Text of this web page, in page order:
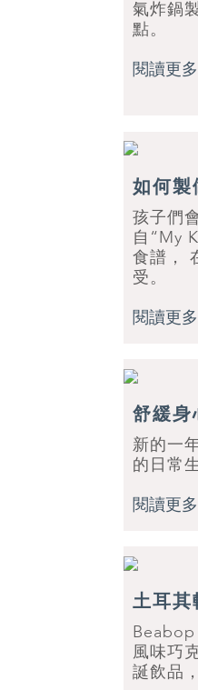
氣炸鍋
點。
閱讀更多
如何製
孩子們
自“My
食譜，
受。
閱讀更多
舒緩身
新的一
的日常
閱讀更多
土耳其
風味巧
誕飲品